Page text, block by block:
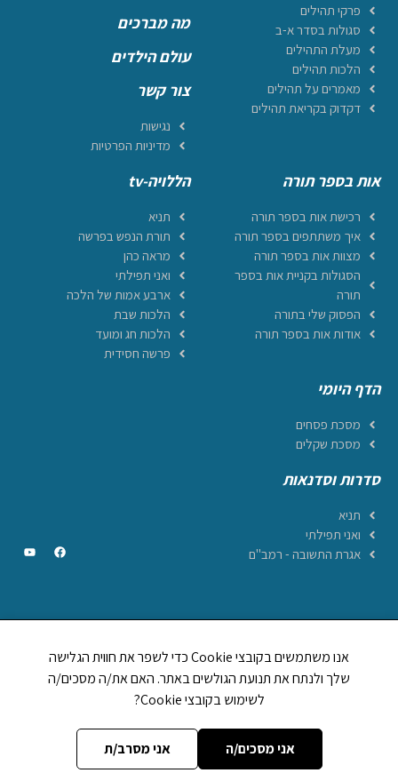
פרקי תהילים
סגולות בסדר א-ב
מעלת התהילים
הלכות תהילים
מאמרים על תהילים
דקדוק בקריאת תהילים
מה מברכים
עולם הילדים
צור קשר
נגישות
מדיניות הפרטיות
אות בספר תורה
רכישת אות בספר תורה
איך משתתפים בספר תורה
מצוות אות בספר תורה
הסגולות בקניית אות בספר
תורה
הפסוק שלי בתורה
אודות אות בספר תורה
הללויה-tv
תניא
תורת הנפש בפרשה
מראה כהן
ואני תפילתי
ארבע אמות של הלכה
הלכות שבת
הלכות חג ומועד
פרשה חסידית
הדף היומי
מסכת פסחים
מסכת שקלים
סדרות וסדנאות
תניא
ואני תפילתי
אגרת התשובה - רמב"ם
תהילים ביחד
מה מברכים על לוח וזמני היום
אנו משתמשים בקובצי Cookie כדי לשפר את חווית הגלישה
שלך ולנתח את תנועת הגולשים באתר. האם את/ה מסכים/ה
לשימוש בקובצי Cookie?
אני מסכים/ה אני מסרב/ת